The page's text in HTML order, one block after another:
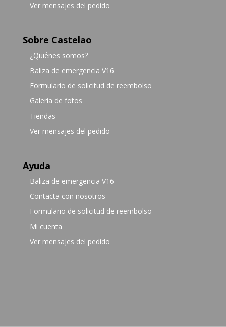
Ver mensajes del pedido
Sobre Castelao
¿Quiénes somos?
Baliza de emergencia V16
Formulario de solicitud de reembolso
Galería de fotos
Tiendas
Ver mensajes del pedido
Ayuda
Baliza de emergencia V16
Contacta con nosotros
Formulario de solicitud de reembolso
Mi cuenta
Ver mensajes del pedido